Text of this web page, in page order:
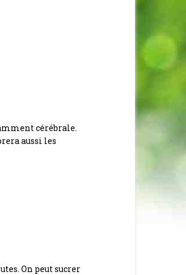
cérébrale.
aussi les
On peut sucrer